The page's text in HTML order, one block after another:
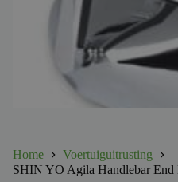
Home
Voertuiguitrusting
SHIN YO Agila Handlebar